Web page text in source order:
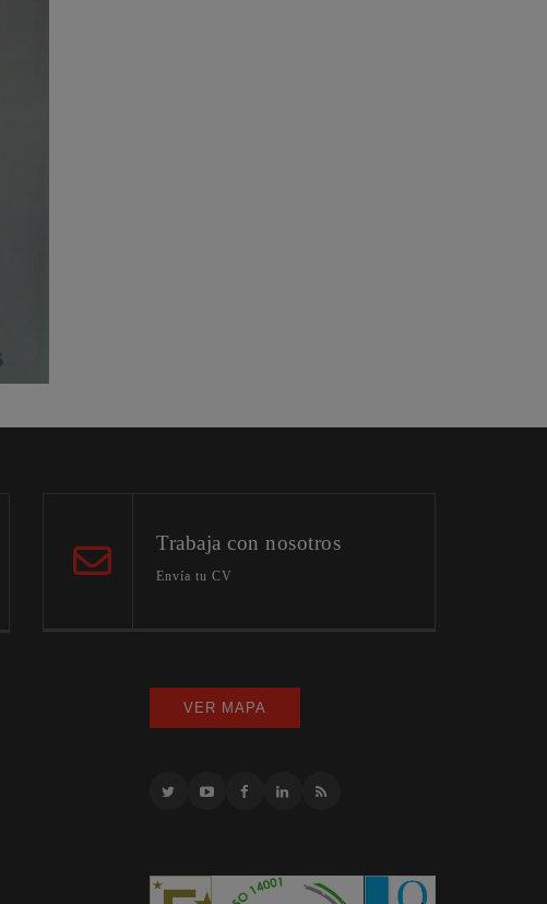
Trabaja con nosotros
Envía tu CV
VER MAPA